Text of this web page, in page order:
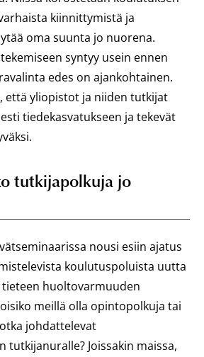
kiinnittymistä ja
oma suunta jo nuorena.
syntyy usein ennen
edes on ajankohtainen.
että yliopistot ja niiden tutkijat
tiedekasvatukseen ja tekevät
tutkijapolkuja jo
nousi esiin ajatus
koulutuspoluista uutta
huoltovarmuuden
meillä olla opintopolkuja tai
johdattelevat
tutkijanuralle? Joissakin maissa,